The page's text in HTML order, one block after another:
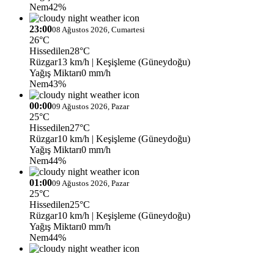
Nem42%
23:0008 Ağustos 2026, Cumartesi
26°C
Hissedilen28°C
Rüzgar13 km/h | Keşişleme (Güneydoğu)
Yağış Miktarı0 mm/h
Nem43%
00:0009 Ağustos 2026, Pazar
25°C
Hissedilen27°C
Rüzgar10 km/h | Keşişleme (Güneydoğu)
Yağış Miktarı0 mm/h
Nem44%
01:0009 Ağustos 2026, Pazar
25°C
Hissedilen25°C
Rüzgar10 km/h | Keşişleme (Güneydoğu)
Yağış Miktarı0 mm/h
Nem44%